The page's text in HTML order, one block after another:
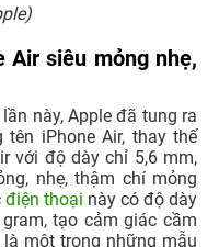
siêu mỏng nhẹ,
này, Apple đã tung ra
iPhone Air, thay thế
với độ dày chỉ 5,6 mm,
nhẹ, thậm chí mỏng
điện thoại này có độ dày
tạo cảm giác cầm
là một trong những mẫu